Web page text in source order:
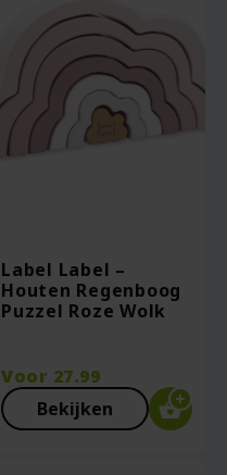
Label Label –
Houten Regenboog
Puzzel Roze Wolk
Voor 27.99
Bekijken